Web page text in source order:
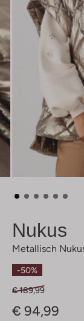
Nukus
Metallisch
-50%
€ 189,99
€ 94,99